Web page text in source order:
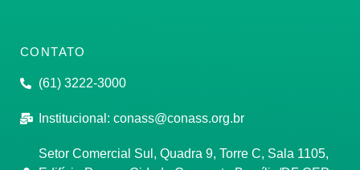
CONTATO
(61) 3222-3000
Institucional: conass@conass.org.br
Setor Comercial Sul, Quadra 9, Torre C, Sala 1105,